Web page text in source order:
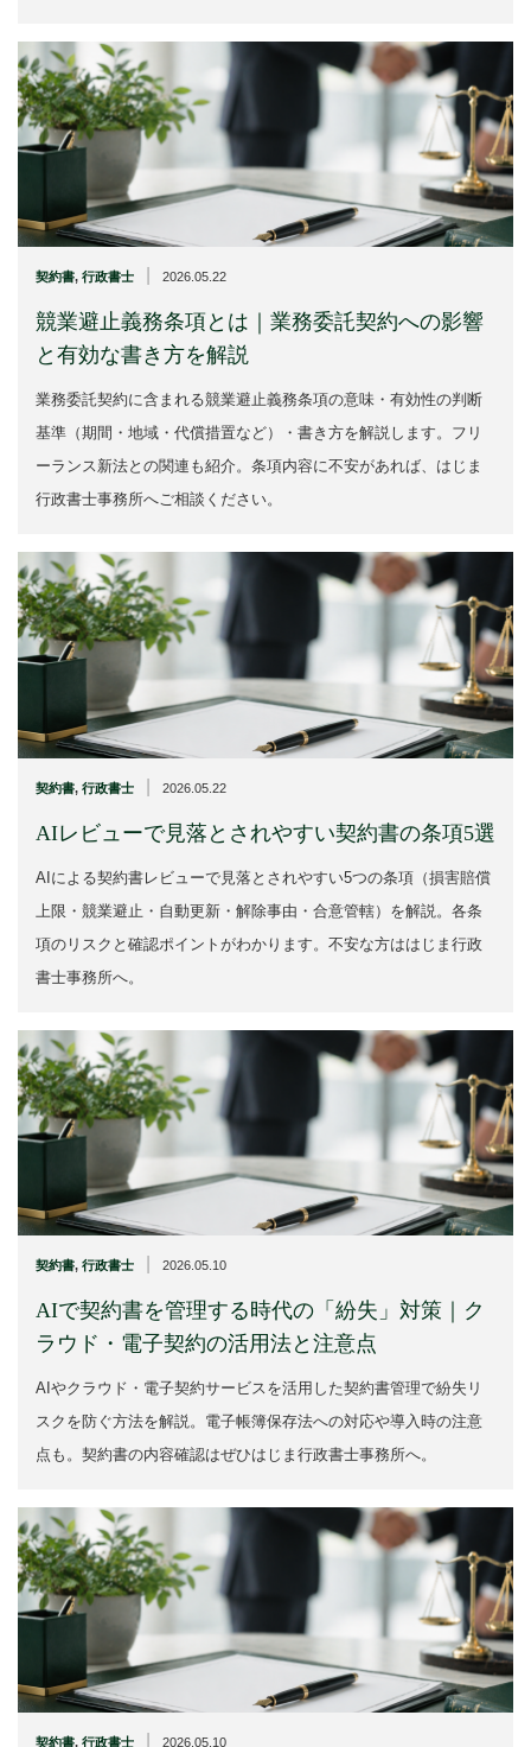
契約書, 行政書士 2026.05.22
競業避止義務条項とは｜業務委託契約への影響
と有効な書き方を解説
業務委託契約に含まれる競業避止義務条項の意味・有効性の判断
基準（期間・地域・代償措置など）・書き方を解説します。フリ
ーランス新法との関連も紹介。条項内容に不安があれば、はじま
行政書士事務所へご相談ください。
契約書, 行政書士 2026.05.22
AIレビューで見落とされやすい契約書の条項5選
AIによる契約書レビューで見落とされやすい5つの条項（損害賠償
上限・競業避止・自動更新・解除事由・合意管轄）を解説。各条
項のリスクと確認ポイントがわかります。不安な方ははじま行政
書士事務所へ。
契約書, 行政書士 2026.05.10
AIで契約書を管理する時代の「紛失」対策｜ク
ラウド・電子契約の活用法と注意点
AIやクラウド・電子契約サービスを活用した契約書管理で紛失リ
スクを防ぐ方法を解説。電子帳簿保存法への対応や導入時の注意
点も。契約書の内容確認はぜひはじま行政書士事務所へ。
契約書, 行政書士 2026.05.10